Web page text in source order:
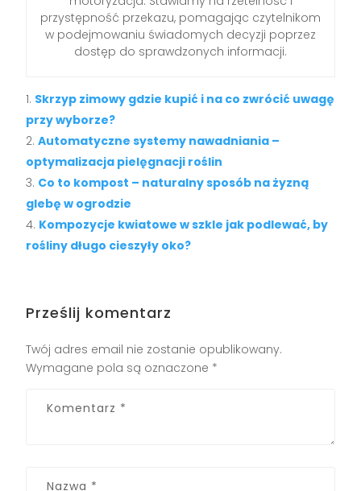
przystępność przekazu, pomagając czytelnikom
w podejmowaniu świadomych decyzji poprzez
dostęp do sprawdzonych informacji.
Skrzyp zimowy gdzie kupić i na co zwrócić uwagę
przy wyborze?
Automatyczne systemy nawadniania –
optymalizacja pielęgnacji roślin
Co to kompost – naturalny sposób na żyzną
glebę w ogrodzie
Kompozycje kwiatowe w szkle jak podlewać, by
rośliny długo cieszyły oko?
Prześlij komentarz
Twój adres email nie zostanie opublikowany.
Wymagane pola są oznaczone *